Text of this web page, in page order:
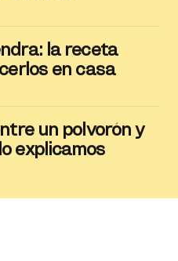
la receta
en casa
un polvorón y
explicamos